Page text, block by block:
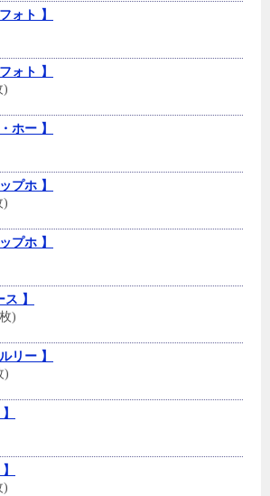
ォト 】
ォト 】
)
ホー 】
プホ 】
)
プホ 】
】
)
リー 】
)
)